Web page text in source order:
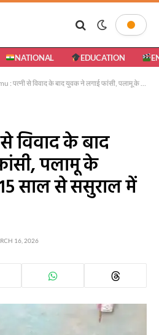
NATIONAL EDUCATION
से विवाद के बाद युवक ने लगाई फांसी, पलामू के गुरियाही गांव में 15 साल से ससुराल में रह रहा था
विवाद के बाद
पलामू के
15 साल से ससुराल में
16, 2026